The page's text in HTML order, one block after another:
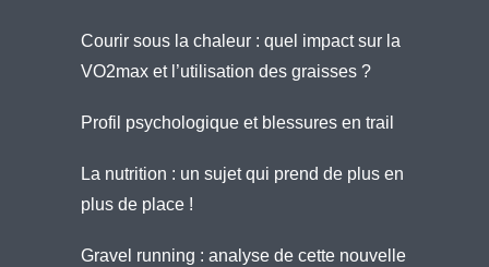
Courir sous la chaleur : quel impact sur la
VO2max et l’utilisation des graisses ?
Profil psychologique et blessures en trail
La nutrition : un sujet qui prend de plus en
plus de place !
Gravel running : analyse de cette nouvelle